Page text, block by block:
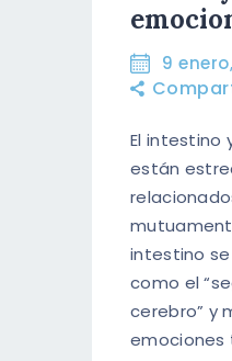
9
El intestino
están
intestino
como el
cerebro” y